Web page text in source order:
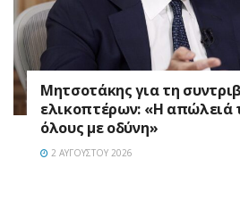
Μητσοτάκης για τη
ελικοπτέρων: «Η απώλειά
όλους με οδύνη»
2 ΑΥΓΟΎΣΤΟΥ 2026